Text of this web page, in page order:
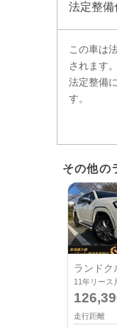
法定整備
この車は
されます。
法定整備
す。
その他の
ランドク
11年リース
走行距離